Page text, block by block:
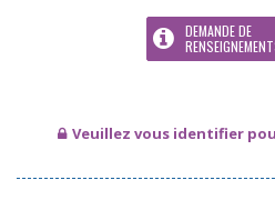
DEMANDE DE
Veuillez vous identifier